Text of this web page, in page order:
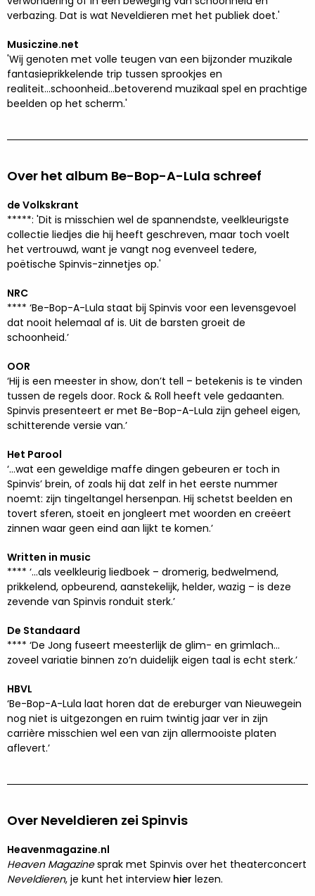
verbazing. Dat is wat Neveldieren met het publiek doet.'
Musiczine.net
'Wij genoten met volle teugen van een bijzonder muzikale
fantasieprikkelende trip tussen sprookjes en
realiteit...schoonheid...betoverend muzikaal spel en prachtige
beelden op het scherm.'
Over het album Be-Bop-A-Lula schreef
de Volkskrant
*****: 'Dit is misschien wel de spannendste, veelkleurigste
collectie liedjes die hij heeft geschreven, maar toch voelt
het vertrouwd, want je vangt nog evenveel tedere,
poëtische Spinvis-zinnetjes op.'
NRC
**** ‘Be-Bop-A-Lula staat bij Spinvis voor een levensgevoel
dat nooit helemaal af is. Uit de barsten groeit de
schoonheid.’
OOR
‘Hij is een meester in show, don’t tell – betekenis is te vinden
tussen de regels door. Rock & Roll heeft vele gedaanten.
Spinvis presenteert er met Be-Bop-A-Lula zijn geheel eigen,
schitterende versie van.’
Het Parool
‘…wat een geweldige maffe dingen gebeuren er toch in
Spinvis’ brein, of zoals hij dat zelf in het eerste nummer
noemt: zijn tingeltangel hersenpan. Hij schetst beelden en
tovert sferen, stoeit en jongleert met woorden en creëert
zinnen waar geen eind aan lijkt te komen.’
Written in music
**** ‘…als veelkleurig liedboek – dromerig, bedwelmend,
prikkelend, opbeurend, aanstekelijk, helder, wazig – is deze
zevende van Spinvis ronduit sterk.’
De Standaard
**** ‘De Jong fuseert meesterlijk de glim- en grimlach…
zoveel variatie binnen zo’n duidelijk eigen taal is echt sterk.’
HBVL
‘Be-Bop-A-Lula laat horen dat de ereburger van Nieuwegein
nog niet is uitgezongen en ruim twintig jaar ver in zijn
carrière misschien wel een van zijn allermooiste platen
aflevert.’
Over Neveldieren zei Spinvis
Heavenmagazine.nl
Heaven Magazinesprak met Spinvis over het theaterconcert
Neveldieren, je kunt het interview hier lezen.